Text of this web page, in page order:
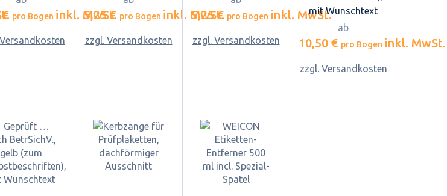
€ pro Bogen inkl. MwSt.
5,25 € pro Bogen inkl. MwSt.
zzgl. Versandkosten
5,25 € pro Bogen inkl. MwSt.
zzgl. Versandkosten
mit Wunschtext
ab
10,50 € pro Bogen inkl. MwSt.
zzgl. Versandkosten